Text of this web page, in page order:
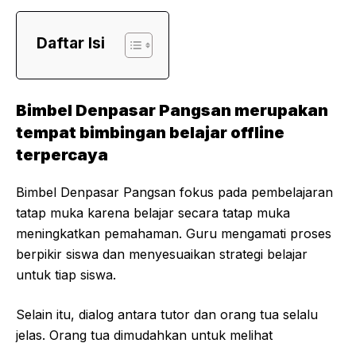
Daftar Isi
Bimbel Denpasar Pangsan merupakan
tempat bimbingan belajar offline
terpercaya
Bimbel Denpasar Pangsan fokus pada pembelajaran
tatap muka karena belajar secara tatap muka
meningkatkan pemahaman. Guru mengamati proses
berpikir siswa dan menyesuaikan strategi belajar
untuk tiap siswa.
Selain itu, dialog antara tutor dan orang tua selalu
jelas. Orang tua dimudahkan untuk melihat